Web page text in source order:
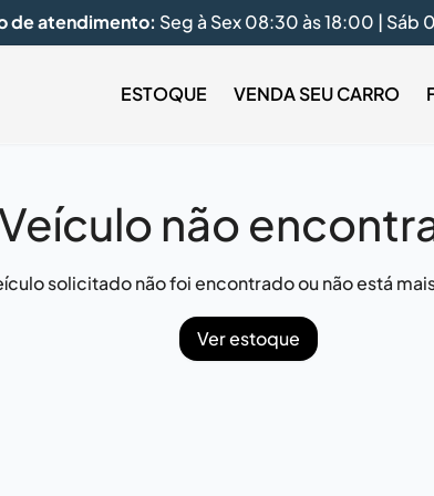
de atendimento: Seg à Sex 08:30 às 18:00 | Sáb
ESTOQUE VENDA SEU CARRO
não
solicitado não foi encontrado ou não está
Ver estoque